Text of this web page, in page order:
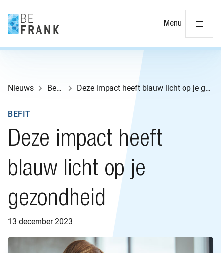
Menu
Nieuws BeFit Deze impact heeft blauw licht op je gezondheid
Deze impact heeft
blauw licht op je
gezondheid
13 december 2023
BEFIT